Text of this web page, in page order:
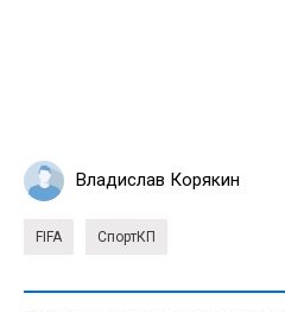
Владислав Корякин
FIFA СпортКП